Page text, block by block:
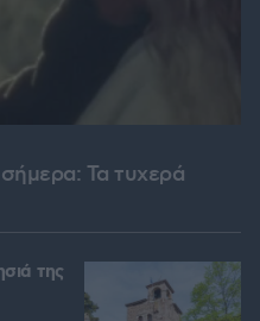
Τα τυχερά
της